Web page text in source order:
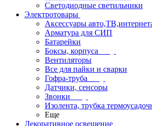
Светодиодные светильники
Электротовары
Аксессуары
Арматура для СИП
Батарейки
Боксы, корпуса
Вентиляторы
Все для пайки и сварки
Гофра-труба
Датчики, сенсоры
Звонки
Изолента, трубка
Еще
Декоративное освещение